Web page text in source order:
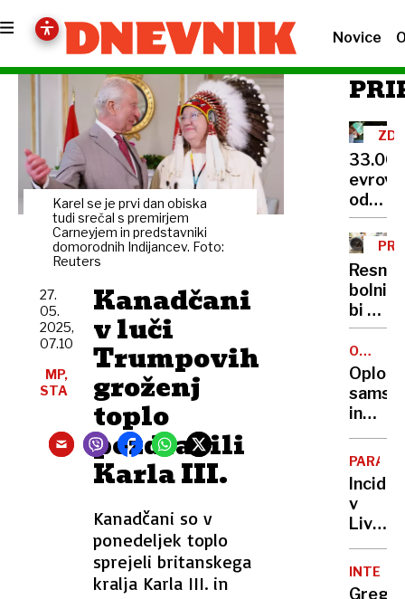
Novice
Karel se je prvi dan obiska
tudi srečal s premirjem
Carneyjem in predstavniki
domorodnih Indijancev. Foto:
Reuters
Kanadčani
v luči
Trumpovih
groženj
toplo
pozdravili
Karla III.
Kanadčani so v
ponedeljek toplo
sprejeli britanskega
kralja Karla III. in
27.
05.
2025,
07.10
MP,
STA
evrov
V
glavi
bolni
bi si
izbrali
Kakšna
bodo
Z
in
žensk
nova
fronta
PARADA
v
Med
Gregor